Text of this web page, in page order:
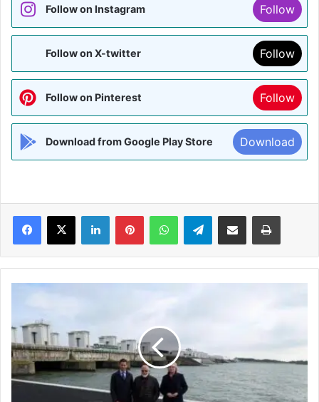
Follow on Instagram Follow
Follow on X-twitter Follow
Follow on Pinterest Follow
Download from Google Play Store Download
Facebook
X LinkedInPinterestWhatsAppTelegramShare via Email Print
नीदरलैंड
के
ऐतिहासिक
बांध